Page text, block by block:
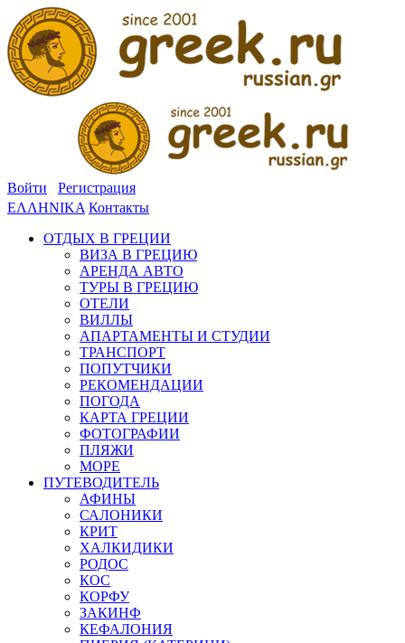
Войти
Регистрация
ΕΛΛΗΝΙΚΑ Контакты
ОТДЫХ В ГРЕЦИИ
ВИЗА В ГРЕЦИЮ
АРЕНДА АВТО
ТУРЫ В ГРЕЦИЮ
ОТЕЛИ
ВИЛЛЫ
АПАРТАМЕНТЫ И СТУДИИ
ТРАНСПОРТ
ПОПУТЧИКИ
РЕКОМЕНДАЦИИ
ПОГОДА
КАРТА ГРЕЦИИ
ФОТОГРАФИИ
ПЛЯЖИ
МОРЕ
ПУТЕВОДИТЕЛЬ
АФИНЫ
САЛОНИКИ
КРИТ
ХАЛКИДИКИ
РОДОС
КОС
КОРФУ
ЗАКИНФ
КЕФАЛОНИЯ